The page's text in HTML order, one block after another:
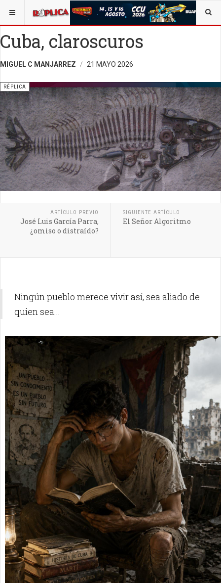
ESTÁ AQUÍ: OPINIÓN OPINIÓN RÉPLICA
Cuba, claroscuros
MIGUEL C MANJARREZ 21 MAYO 2026
RÉPLICA
ARTÍCULO PREVIO
José Luis García Parra,
¿omiso o distraído?
SIGUIENTE ARTÍCULO
El Señor Algoritmo
Ningún pueblo merece vivir así, sea aliado de
quien sea...